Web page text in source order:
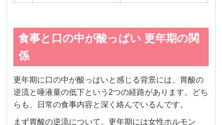
食事と口の中が酸っぱい 更年期の関
係
更年期に口の中が酸っぱいと感じる背景には、胃酸の
逆流と唾液量の低下という2つの経路があります。どち
らも、日常の食事内容と深く絡んでいるんです。
まず胃酸の逆流について。更年期には女性ホルモン